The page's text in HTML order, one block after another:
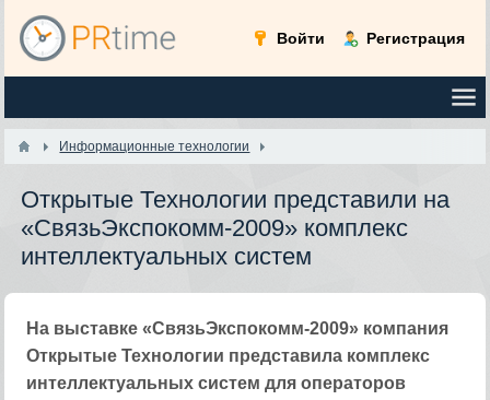
Войти Регистрация
Информационные технологии
Открытые Технологии представили на
«СвязьЭкспокомм-2009» комплекс
интеллектуальных систем
На выставке «СвязьЭкспокомм-2009» компания
Открытые Технологии представила комплекс
интеллектуальных систем для операторов